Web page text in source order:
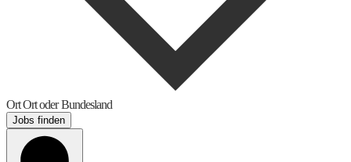
OrtOrt oder Bundesland
Jobs finden